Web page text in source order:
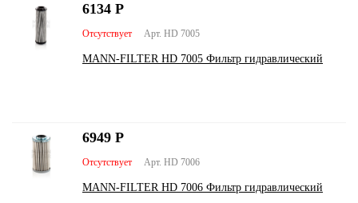
Арт. HD 7005
Отсутствует
MANN-FILTER HD 7005 Фильтр гидравлический
6134 Р
Арт. HD 7006
Отсутствует
MANN-FILTER HD 7006 Фильтр гидравлический
6949 Р